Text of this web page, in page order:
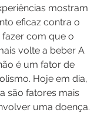
mostram
eficaz contra o
com que o
volte a beber A
é um fator de
Hoje em dia,
são fatores mais
uma doença.